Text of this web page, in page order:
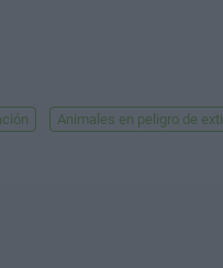
Animales en peligro de